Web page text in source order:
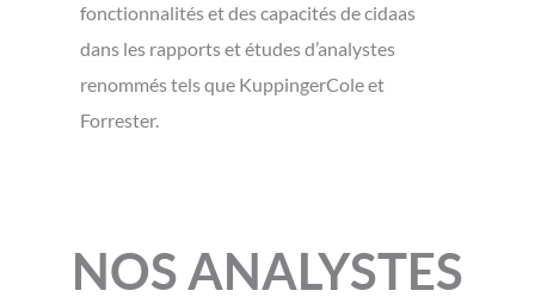
fonctionnalités et des capacités de cidaas
dans les rapports et études d’analystes
renommés tels que KuppingerCole et
Forrester.
NOS ANALYSTES